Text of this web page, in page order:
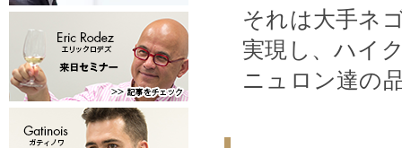
それは大手ネ
実現し、ハイ
ニュロン達の